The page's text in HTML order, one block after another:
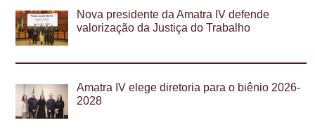
Nova presidente da Amatra IV defende
valorização da Justiça do Trabalho
Amatra IV elege diretoria para o biênio 2026-
2028